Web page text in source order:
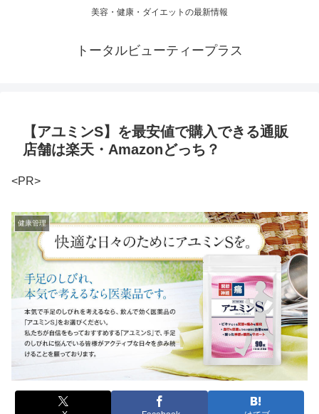
美容・健康・ダイエットの最新情報
トータルビューティープラス
【アユミンS】を最安値で購入できる通販
店舗は楽天・Amazonどっち？
<PR>
健康管理